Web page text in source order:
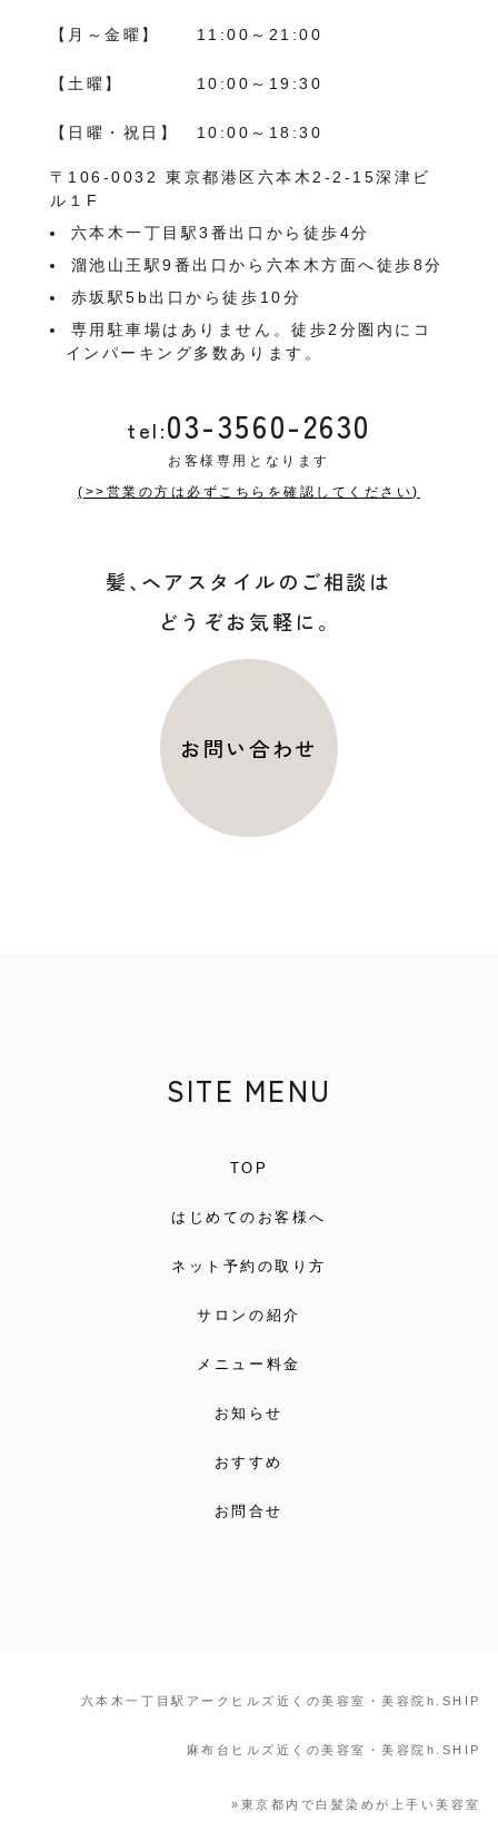
【月～金曜】 11:00～21:00
【土曜】 10:00～19:30
【日曜・祝日】 10:00～18:30
〒106-0032 東京都港区六本木2-2-15深津ビ
ル１F
六本木一丁目駅3番出口から徒歩4分
溜池山王駅9番出口から六本木方面へ徒歩8分
赤坂駅5b出口から徒歩10分
専用駐車場はありません。徒歩2分圏内にコ
インパーキング多数あります。
tel:03-3560-2630
お客様専用となります
(>>営業の方は必ずこちらを確認してください)
髪、 ヘアスタイルのご相談は
どうぞお気軽に。
お問い合わせ
SITE MENU
TOP
はじめてのお客様へ
ネット予約の取り方
サロンの紹介
メニュー料金
お知らせ
おすすめ
お問合せ
六本木一丁目駅アークヒルズ近くの美容室・美容院h.SHIP
麻布台ヒルズ近くの美容室・美容院h.SHIP
» 東京都内で白髪染めが上手い美容室